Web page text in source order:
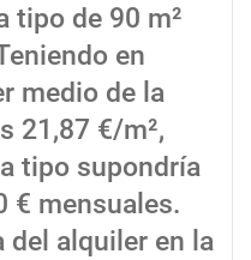
tipo de 90 m²
en
medio de la
21,87 €/m²,
tipo supondría
€ mensuales.
del alquiler en la